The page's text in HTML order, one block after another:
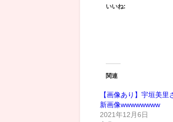
いいね:
関連
【画像あり】宇垣美里
新画像wwwwwwww
2021年12月6日